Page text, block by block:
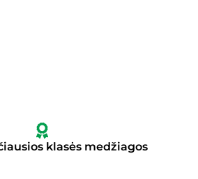
klasės medžiagos